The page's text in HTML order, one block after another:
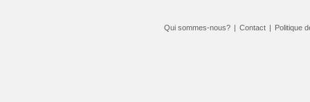
Qui sommes-nous? | Contact | Politique